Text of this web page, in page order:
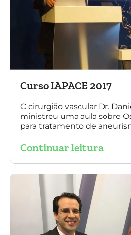
Curso IAPACE 2017
O cirurgião vascular Dr.
ministrou uma aula sobre
para tratamento de
2017). Agradecemos a todos
Sergio Belczak pelo convite!
Continuar leitura